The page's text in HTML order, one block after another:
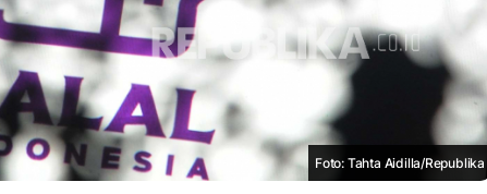
Foto: Tahta Aidilla/Republika